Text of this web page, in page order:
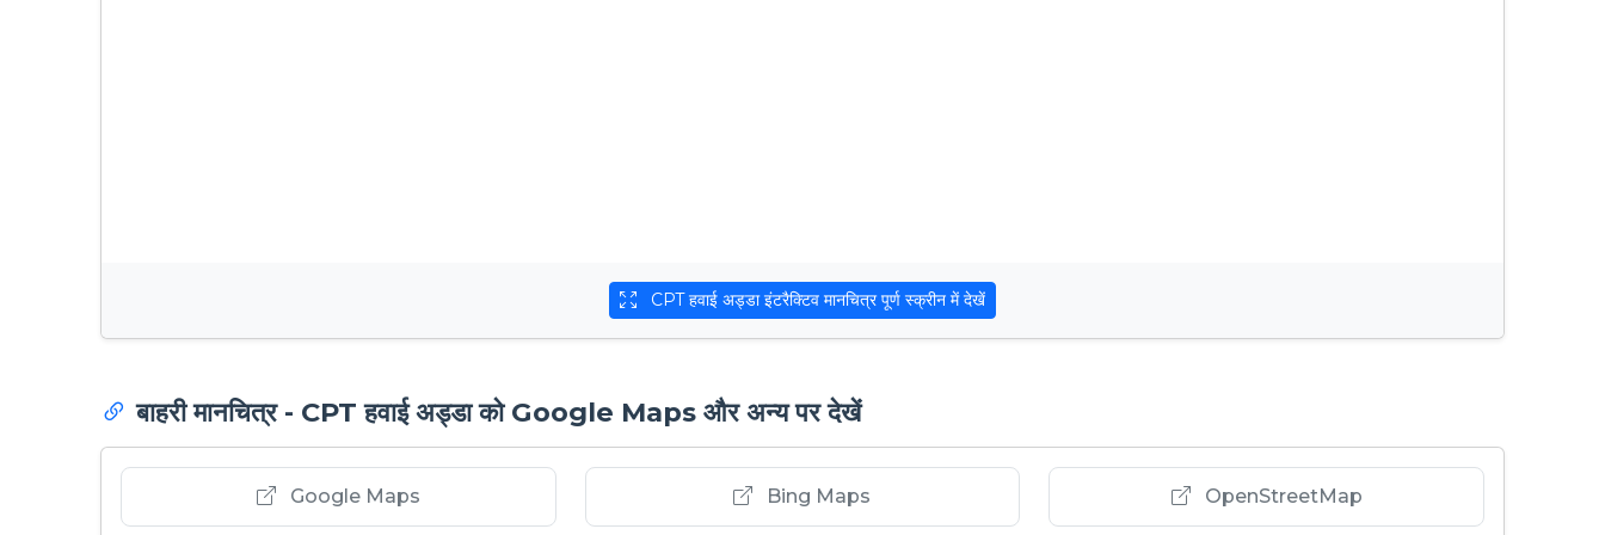
CPT हवाई अड्डा इंटरैक्टिव मानचित्र पूर्ण स्क्रीन में देखें
बाहरी मानचित्र - CPT हवाई अड्डा को Google Maps और अन्य पर देखें
Google Maps Bing Maps OpenStreetMap